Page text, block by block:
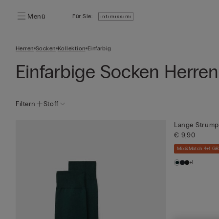
Menü Für Sie:
Herren Socken Kollektion Einfarbig
Einfarbige Socken Herren
Filtern Stoff
Lange
€ 9,90
Mix&Match 4+1
+1